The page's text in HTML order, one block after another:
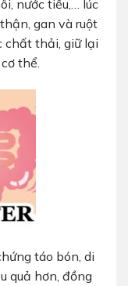
nước tiểu,… lúc
gan và ruột
chất thải, giữ lại
thể.
táo bón, di
quả hơn, đồng